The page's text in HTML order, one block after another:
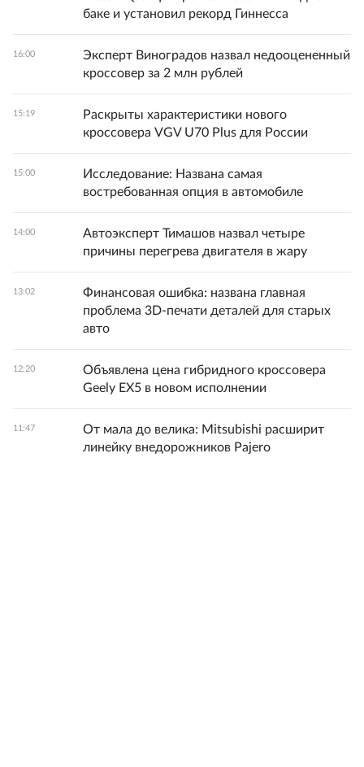
баке и установил рекорд Гиннесса
16:00
Эксперт Виноградов назвал недооцененный
кроссовер за 2 млн рублей
15:19
Раскрыты характеристики нового
кроссовера VGV U70 Plus для России
15:00
Исследование: Названа самая
востребованная опция в автомобиле
14:00
Автоэксперт Тимашов назвал четыре
причины перегрева двигателя в жару
13:02
Финансовая ошибка: названа главная
проблема 3D-печати деталей для старых
авто
12:20
Объявлена цена гибридного кроссовера
Geely EX5 в новом исполнении
11:47
От мала до велика: Mitsubishi расширит
линейку внедорожников Pajero